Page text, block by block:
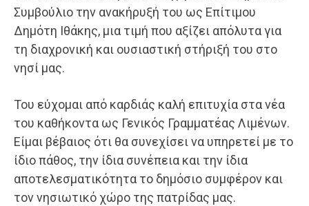
Συμβούλιο την ανακήρυξή του ως Επίτιμου
Δημότη Ιθάκης, μια τιμή που αξίζει απόλυτα για
τη διαχρονική και ουσιαστική στήριξή του στο
νησί μας.
Του εύχομαι από καρδιάς καλή επιτυχία στα νέα
του καθήκοντα ως Γενικός Γραμματέας Λιμένων.
Είμαι βέβαιος ότι θα συνεχίσει να υπηρετεί με το
ίδιο πάθος, την ίδια συνέπεια και την ίδια
αποτελεσματικότητα το δημόσιο συμφέρον και
τον νησιωτικό χώρο της πατρίδας μας.